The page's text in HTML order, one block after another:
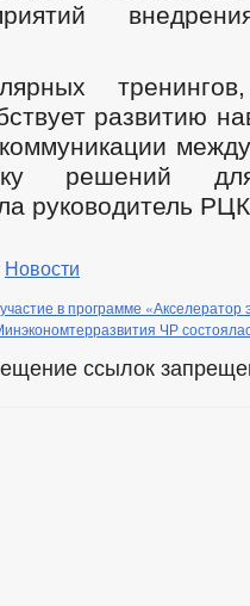
развитию
решений
руководитель
Новости
в программе «Акселератор
ЧР
ссылок